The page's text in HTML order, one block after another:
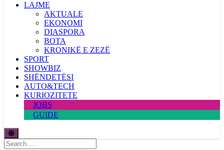
LAJME
AKTUALE
EKONOMI
DIASPORA
BOTA
KRONIKË E ZEZË
SPORT
SHOWBIZ
SHËNDETËSI
AUTO&TECH
KURIOZITETE
JOBS
GUIDE